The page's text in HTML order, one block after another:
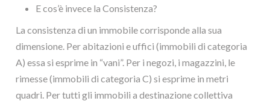
E cos’è invece la Consistenza?
La consistenza di un immobile corrisponde alla sua
dimensione. Per abitazioni e uffici (immobili di categoria
A) essa si esprime in “vani”. Per i negozi, i magazzini, le
rimesse (immobili di categoria C) si esprime in metri
quadri. Per tutti gli immobili a destinazione collettiva